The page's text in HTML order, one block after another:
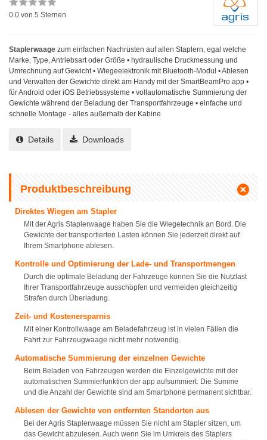
0.0 von 5 Sternen
Staplerwaage zum einfachen Nachrüsten auf allen Staplern, egal welche
Marke, Type, Antriebsart oder Größe • hydraulische Druckmessung und
Umrechnung auf Gewicht • Wiegeelektronik mit Bluetooth-Modul • Ablesen
und Verwalten der Gewichte direkt am Handy mit der SmartBeamPro app •
für Android oder iOS Betriebssysteme • vollautomatische Summierung der
Gewichte während der Beladung der Transportfahrzeuge • einfache und
schnelle Montage - alles außerhalb der Kabine
Details Downloads
Produktbeschreibung
Direktes Wiegen am Stapler
Mit der Agris Staplerwaage haben Sie die Wiegetechnik an Bord. Die
Gewichte der transportierten Lasten können Sie jederzeit direkt auf
Ihrem Smartphone ablesen.
Kontrolle und Optimierung der Lade- und Transportmengen
Durch die optimale Beladung der Fahrzeuge können Sie die Nutzlast
Ihrer Transportfahrzeuge ausschöpfen und vermeiden gleichzeitig
Strafen durch Überladung.
Zeit- und Kostenersparnis
Mit einer Kontrollwaage am Beladefahrzeug ist in vielen Fällen die
Fahrt zur Fahrzeugwaage nicht mehr notwendig.
Automatische Summierung der einzelnen Gewichte
Beim Beladen von Fahrzeugen werden die Einzelgewichte mit der
automatischen Summierfunktion der app aufsummiert. Die Summe
und die Anzahl der Gewichte sind am Smartphone permanent sichtbar.
Ablesen der Gewichte von entfernten Standorten aus
Bei der Agris Staplerwaage müssen Sie nicht am Stapler sitzen, um
das Gewicht abzulesen. Auch wenn Sie im Umkreis des Staplers